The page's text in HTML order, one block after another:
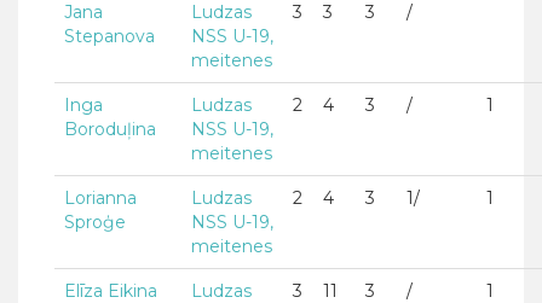
Jana
Stepanova
Ludzas
NSS U-19,
meitenes
3 3 3 /
Inga
Boroduļina
Ludzas
NSS U-19,
meitenes
2 4 3 / 1
Lorianna
Sproģe
Ludzas
NSS U-19,
meitenes
2 4 3 1/ 1
Elīza Eikina
Ludzas
3 11 3 / 1